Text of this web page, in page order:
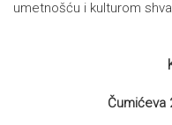
umetnošću i kulturom
Čumićeva